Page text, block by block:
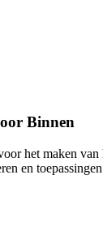
Binnen
het maken